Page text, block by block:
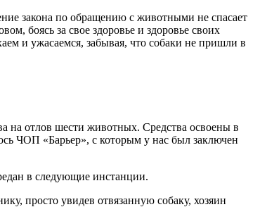
закона по обращению с животными не спасает
боясь за свое здоровье и здоровье своих
и ужасаемся, забывая, что собаки не пришли в
на отлов шести животных. Средства освоены в
ЧОП «Барьер», с которым у нас был заключен
в следующие инстанции.
просто увидев отвязанную собаку, хозяин